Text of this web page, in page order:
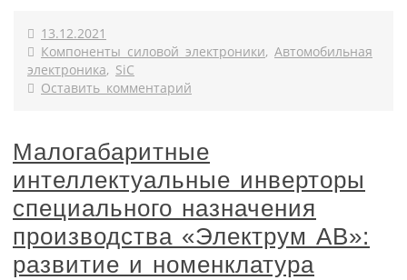
13.12.2021
Компоненты силовой электроники, Автомобильная
электроника, SiC
Оставить комментарий
Малогабаритные
интеллектуальные инверторы
специального назначения
производства «Электрум АВ»:
развитие и номенклатура